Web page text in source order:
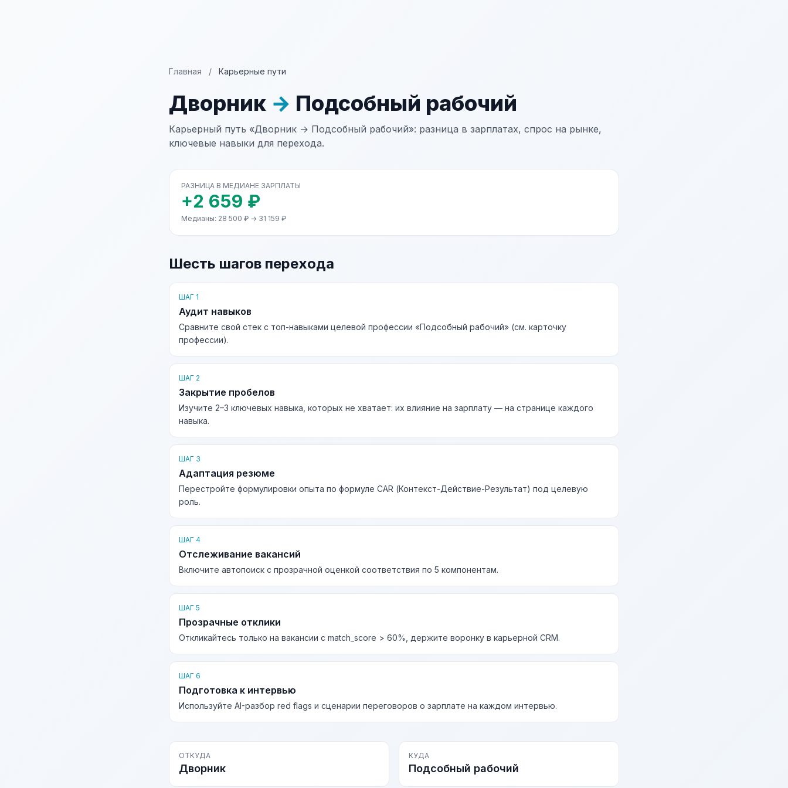
Главная / Карьерные пути
Дворник → Подсобный рабочий
Карьерный путь «Дворник → Подсобный рабочий»: разница в зарплатах, спрос на рынке,
ключевые навыки для перехода.
РАЗНИЦА В МЕДИАНЕ ЗАРПЛАТЫ
+2 659 ₽
Медианы: 28 500 ₽ → 31 159 ₽
Шесть шагов перехода
ШАГ 1
Аудит навыков
Сравните свой стек с топ-навыками целевой профессии «Подсобный рабочий» (см. карточку
профессии).
ШАГ 2
Закрытие пробелов
Изучите 2–3 ключевых навыка, которых не хватает: их влияние на зарплату — на странице каждого
навыка.
ШАГ 3
Адаптация резюме
Перестройте формулировки опыта по формуле CAR (Контекст-Действие-Результат) под целевую
роль.
ШАГ 4
Отслеживание вакансий
Включите автопоиск с прозрачной оценкой соответствия по 5 компонентам.
ШАГ 5
Прозрачные отклики
Откликайтесь только на вакансии с match_score > 60%, держите воронку в карьерной CRM.
ШАГ 6
Подготовка к интервью
Используйте AI-разбор red flags и сценарии переговоров о зарплате на каждом интервью.
ОТКУДА
Дворник
КУДА
Подсобный рабочий